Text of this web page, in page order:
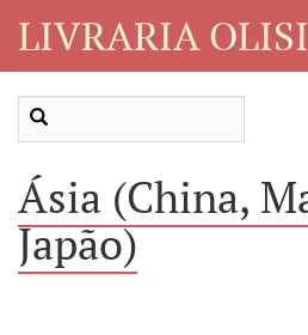
LIVRARIA
Ásia (China,
Japão)